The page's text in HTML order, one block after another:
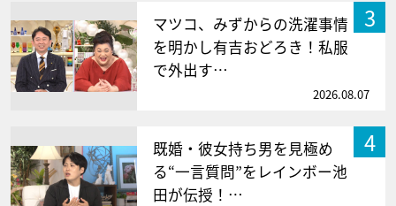
3
マツコ、みずからの洗濯事情
を明かし有吉おどろき！私服
で外出す…
2026.08.07
4
既婚・彼女持ち男を見極め
る“一言質問”をレインボー池
田が伝授！…